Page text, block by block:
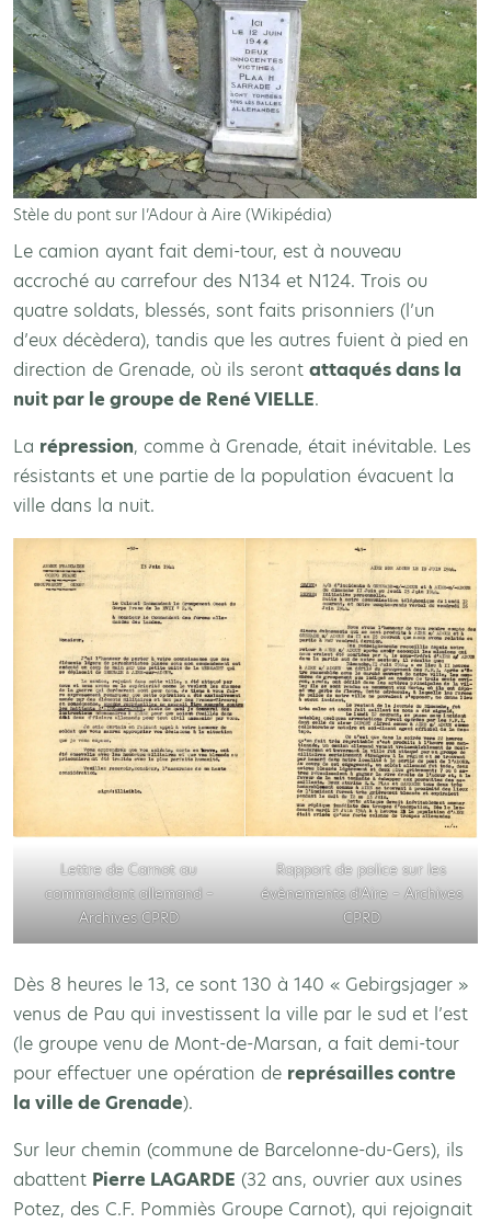
Stèle du pont sur l’Adour à Aire (Wikipédia)
Le camion ayant fait demi-tour, est à nouveau
accroché au carrefour des N134 et N124. Trois ou
quatre soldats, blessés, sont faits prisonniers (l’un
d’eux décèdera), tandis que les autres fuient à pied en
direction de Grenade, où ils seront attaqués dans la
nuit par le groupe de René VIELLE.
La répression, comme à Grenade, était inévitable. Les
résistants et une partie de la population évacuent la
ville dans la nuit.
Lettre de Carnot au
commandant allemand –
Archives CPRD
Rapport de police sur les
évènements d’Aire – Archives
CPRD
Dès 8 heures le 13, ce sont 130 à 140 « Gebirgsjager »
venus de Pau qui investissent la ville par le sud et l’est
(le groupe venu de Mont-de-Marsan, a fait demi-tour
pour effectuer une opération de représailles contre
la ville de Grenade).
Sur leur chemin (commune de Barcelonne-du-Gers), ils
abattent Pierre LAGARDE (32 ans, ouvrier aux usines
Potez, des C.F. Pommiès Groupe Carnot), qui rejoignait